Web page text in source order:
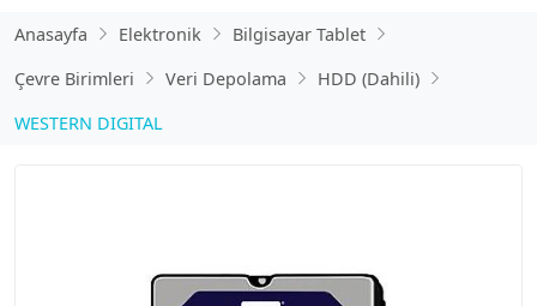
Anasayfa Elektronik
Bilgisayar Tablet
Çevre Birimleri
Veri Depolama
HDD (Dahili)
WESTERN DIGITAL